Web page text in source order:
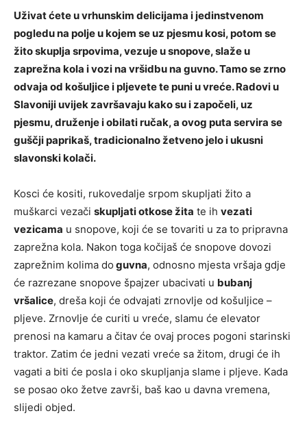
Uživat ćete u vrhunskim delicijama i jedinstvenom
pogledu na polje u kojem se uz pjesmu kosi, potom se
žito skuplja srpovima, vezuje u snopove, slaže u
zaprežna kola i vozi na vršidbu na guvno. Tamo se zrno
odvaja od košuljice i pljevete te puni u vreće. Radovi u
Slavoniji uvijek završavaju kako su i započeli, uz
pjesmu, druženje i obilati ručak, a ovog puta servira se
guščji paprikaš, tradicionalno žetveno jelo i ukusni
slavonski kolači.
Kosci će kositi, rukovedalje srpom skupljati žito a
muškarci vezači skupljati otkose žita te ih vezati
vezicama u snopove, koji će se tovariti u za to pripravna
zaprežna kola. Nakon toga kočijaš će snopove dovozi
zaprežnim kolima do guvna, odnosno mjesta vršaja gdje
će razrezane snopove špajzer ubacivati u bubanj
vršalice, dreša koji će odvajati zrnovlje od košuljice –
pljeve. Zrnovlje će curiti u vreće, slamu će elevator
prenosi na kamaru a čitav će ovaj proces pogoni starinski
traktor. Zatim će jedni vezati vreće sa žitom, drugi će ih
vagati a biti će posla i oko skupljanja slame i pljeve. Kada
se posao oko žetve završi, baš kao u davna vremena,
slijedi objed.